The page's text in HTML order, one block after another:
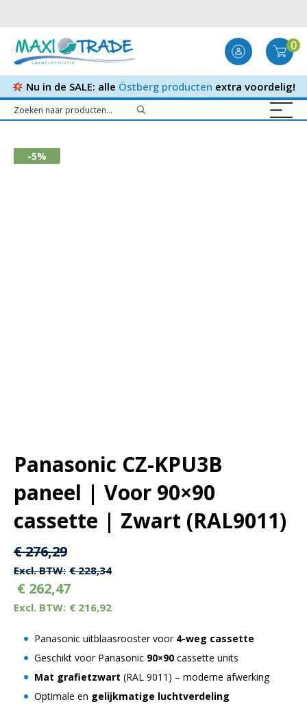
0
Nu in de SALE: alle Östberg producten extra voordelig!
-5%
Panasonic CZ-KPU3B
paneel | Voor 90×90
cassette | Zwart (RAL9011)
Oorspronkelijke
prijs
was:
€ 276,29.
€276,29Huidige
prijs
is:
€ 276,29.
€228,34
€ 262,47
€ 216,92
Panasonic uitblaasrooster voor 4-weg cassette
Geschikt voor Panasonic 90×90 cassette units
Mat grafietzwart (RAL 9011) – moderne afwerking
Optimale en gelijkmatige luchtverdeling